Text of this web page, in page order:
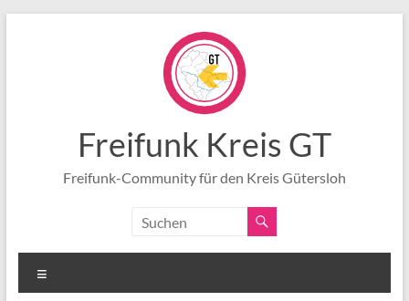
Freifunk Kreis GT
Freifunk-Community für den Kreis Gütersloh